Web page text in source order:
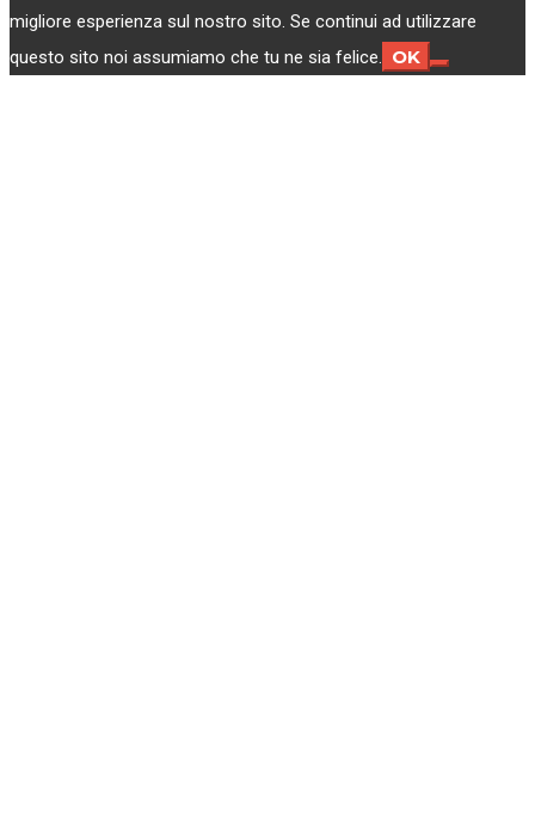
migliore esperienza sul nostro sito. Se continui ad utilizzare
questo sito noi assumiamo che tu ne sia felice. OK